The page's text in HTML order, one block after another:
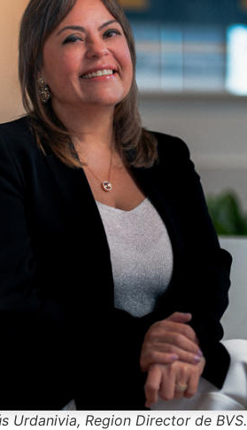
Urdanivia, Region Director de BVS.